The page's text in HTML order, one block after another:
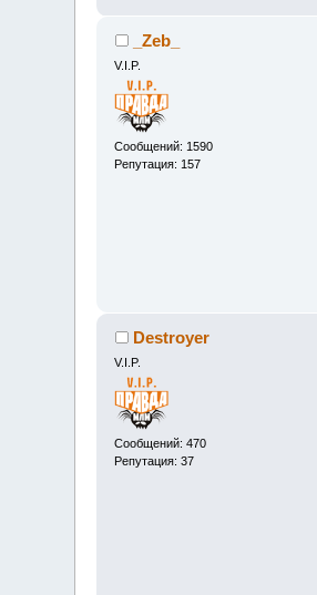
_Zeb_
V.I.P.
Сообщений: 1590
Репутация: 157
Destroyer
V.I.P.
Сообщений: 470
Репутация: 37